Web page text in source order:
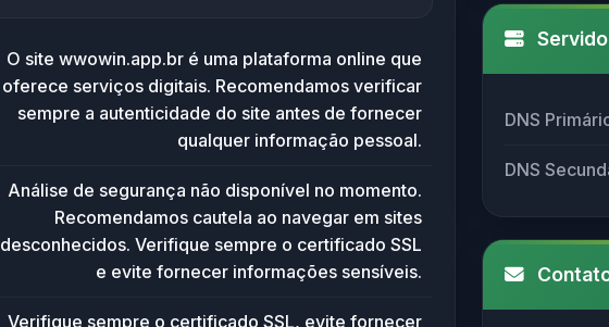
O site wwowin.app.br é uma plataforma online que
oferece serviços digitais. Recomendamos verificar
sempre a autenticidade do site antes de fornecer
qualquer informação pessoal.
Análise de segurança não disponível no momento.
Recomendamos cautela ao navegar em sites
desconhecidos. Verifique sempre o certificado SSL
e evite fornecer informações sensíveis.
Verifique sempre o certificado SSL, evite fornecer
DNS
DNS